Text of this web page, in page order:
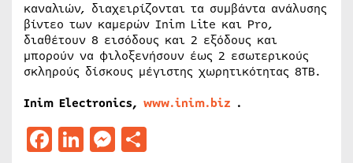
καναλιών, διαχειρίζονται τα συμβάντα ανάλυσης
βίντεο των καμερών Inim Lite και Pro,
διαθέτουν 8 εισόδους και 2 εξόδους και
μπορούν να φιλοξενήσουν έως 2 εσωτερικούς
σκληρούς δίσκους μέγιστης χωρητικότητας 8TB.
Inim Electronics, www.inim.biz .
Facebook
LinkedIn
Messenger